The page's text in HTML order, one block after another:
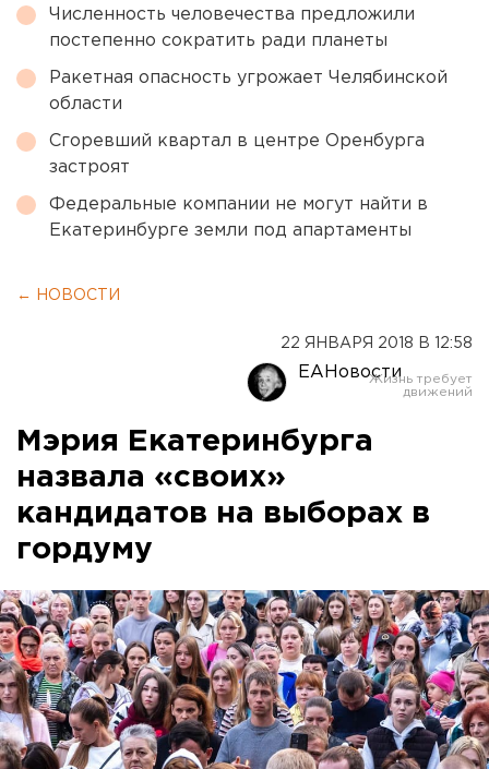
Численность человечества предложили
постепенно сократить ради планеты
Ракетная опасность угрожает Челябинской
области
Сгоревший квартал в центре Оренбурга
застроят
Федеральные компании не могут найти в
Екатеринбурге земли под апартаменты
← НОВОСТИ
22 ЯНВАРЯ 2018 В 12:58
ЕАНовости
Мэрия Екатеринбурга
назвала «своих»
кандидатов на выборах в
гордуму